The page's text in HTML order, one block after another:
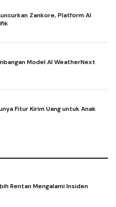
Zankore, Platform AI
Model AI WeatherNext
Fitur Kirim Uang untuk Anak
Rentan Mengalami Insiden